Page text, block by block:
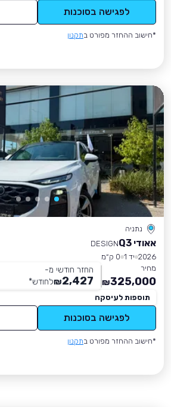
לפגישה בסוכנות
*חישוב ההחזר מפורט בתקנון
נתניה
אאודי Q3
DESIGN
2026 יד 1
0 ק״מ
מחיר
325,000
₪
החזר חודשי מ-
2,427
₪לחודש*
תוספות לעיסקה
לפגישה בסוכנות
*חישוב ההחזר מפורט בתקנון